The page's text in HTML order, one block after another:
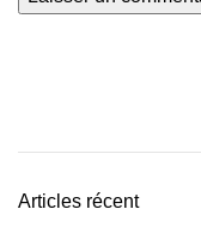
Articles récent